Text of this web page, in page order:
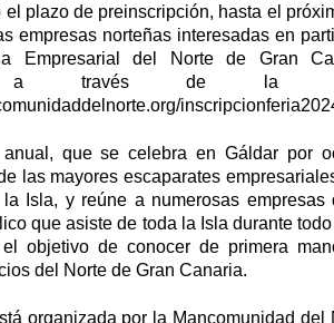
el plazo de preinscripción, hasta el
empresas norteñas interesadas en
Empresarial del Norte de Gran
a través de la
anual, que se celebra en Gáldar por
las mayores escaparates
Isla, y reúne a numerosas empresas
que asiste de toda la Isla durante
objetivo de conocer de primera
del Norte de Gran Canaria.
organizada por la Mancomunidad del